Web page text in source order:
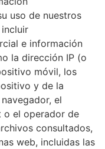
uso de nuestros
e información
la dirección IP (o
móvil, los
y de la
el
o el operador de
consultados,
web, incluidas las